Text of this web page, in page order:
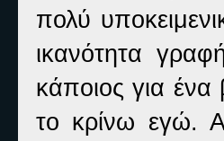
πολύ
ικανότητα
κάποιος για
το κρίνω εγώ.